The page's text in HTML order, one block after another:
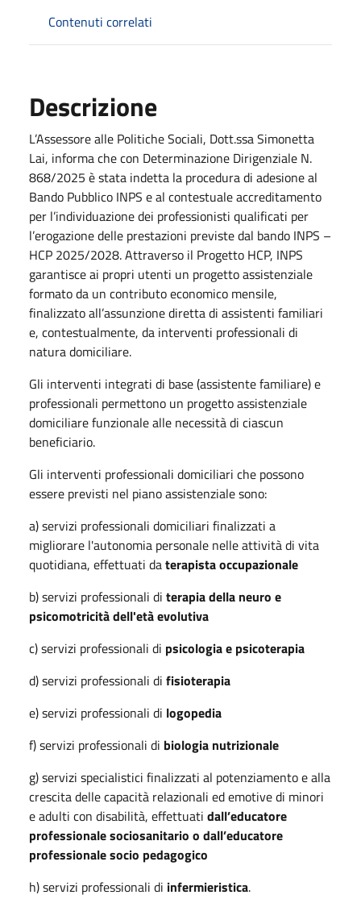
Contenuti correlati
Descrizione
L’Assessore alle Politiche Sociali, Dott.ssa Simonetta
Lai, informa che con Determinazione Dirigenziale N.
868/2025 è stata indetta la procedura di adesione al
Bando Pubblico INPS e al contestuale accreditamento
per l’individuazione dei professionisti qualificati per
l’erogazione delle prestazioni previste dal bando INPS –
HCP 2025/2028. Attraverso il Progetto HCP, INPS
garantisce ai propri utenti un progetto assistenziale
formato da un contributo economico mensile,
finalizzato all’assunzione diretta di assistenti familiari
e, contestualmente, da interventi professionali di
natura domiciliare.
Gli interventi integrati di base (assistente familiare) e
professionali permettono un progetto assistenziale
domiciliare funzionale alle necessità di ciascun
beneficiario.
Gli interventi professionali domiciliari che possono
essere previsti nel piano assistenziale sono:
a) servizi professionali domiciliari finalizzati a
migliorare l'autonomia personale nelle attività di vita
quotidiana, effettuati daterapista occupazionale
b) servizi professionali di terapia della neuro e
psicomotricità dell'età evolutiva
c) servizi professionali di psicologia e psicoterapia
d) servizi professionali di fisioterapia
e) servizi professionali di logopedia
f) servizi professionali di biologia nutrizionale
g) servizi specialistici finalizzati al potenziamento e alla
crescita delle capacità relazionali ed emotive di minori
e adulti con disabilità, effettuati dall’educatore
professionale sociosanitario o dall’educatore
professionale socio pedagogico
h) servizi professionali di infermieristica.